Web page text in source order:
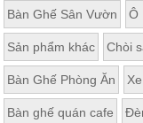
Bàn Ghế Sân Vườn Ô
Sản phẩm khác Chòi
Bàn Ghế Phòng Ăn
Bàn ghế quán cafe